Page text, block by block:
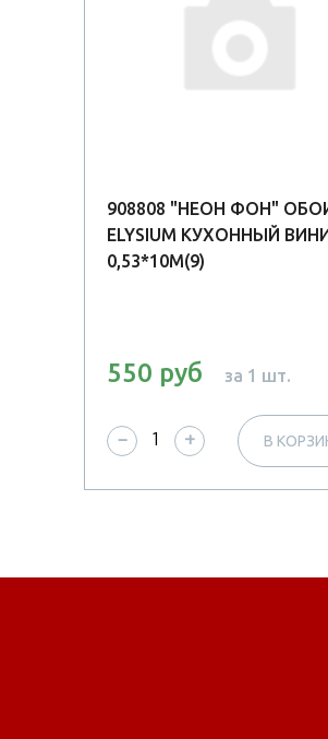
908808 "НЕОН ФОН"
ELYSIUM КУХОННЫЙ
0,53*10М(9)
550 руб за 1 шт.
− + В